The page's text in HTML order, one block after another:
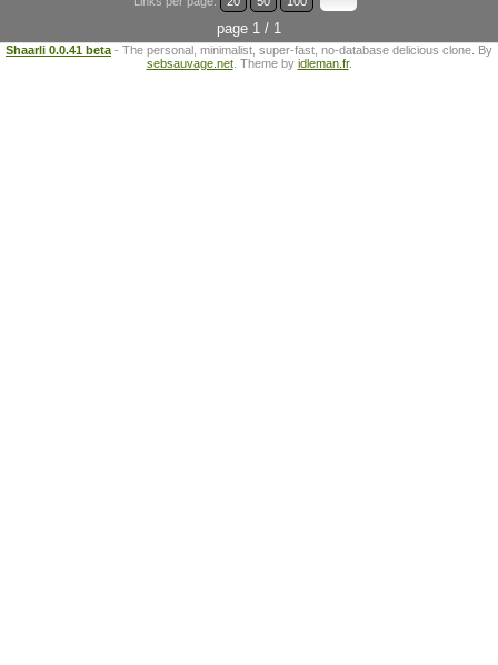
page 1 / 1
Shaarli 0.0.41 beta - The personal, minimalist, super-fast, no-database delicious clone. By
sebsauvage.net. Theme by idleman.fr.